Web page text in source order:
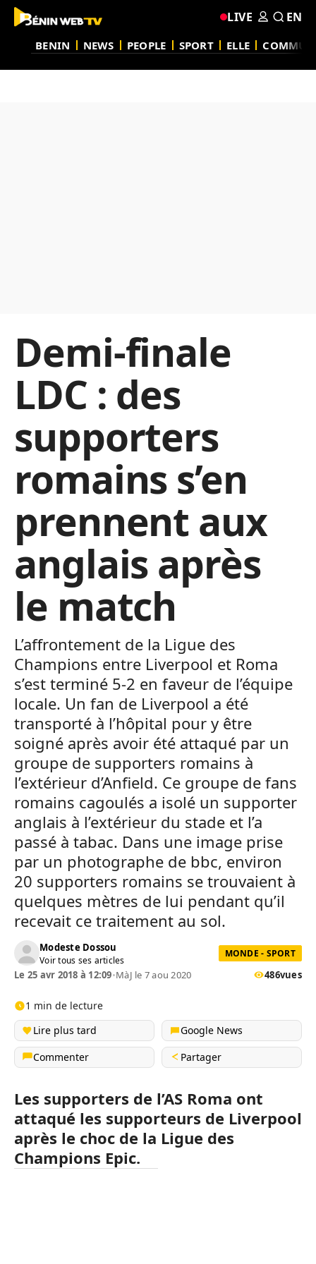
BENIN NEWS PEOPLE SPORT ELLE
LIVE EN
Demi-finale
LDC : des
supporters
romains s’en
prennent aux
anglais après
le match
L’affrontement de la Ligue des
Champions entre Liverpool et Roma
s’est terminé 5-2 en faveur de l’équipe
locale. Un fan de Liverpool a été
transporté à l’hôpital pour y être
soigné après avoir été attaqué par un
groupe de supporters romains à
l’extérieur d’Anfield. Ce groupe de fans
romains cagoulés a isolé un supporter
anglais à l’extérieur du stade et l’a
passé à tabac. Dans une image prise
par un photographe de bbc, environ
20 supporters romains se trouvaient à
quelques mètres de lui pendant qu’il
recevait ce traitement au sol.
Modeste Dossou
Voir tous ses articles
MONDE - SPORT
Le 25 avr 2018 à 12:09•MàJ le 7 aou 2020 486vues
1 min de lecture
Lire plus tard
Google News
Commenter
Partager
Les supporters de l’AS Roma ont
attaqué les supporteurs de Liverpool
après le choc de la Ligue des
Champions Epic.